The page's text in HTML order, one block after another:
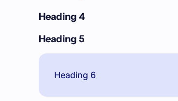
Heading 4
Heading 5
Heading 6